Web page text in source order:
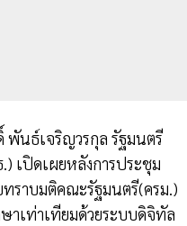
พันธ์เจริญวรกุล รัฐมนตรี
เปิดเผยหลังการประชุม
ราบมติคณะรัฐมนตรี(ครม.)
าเท่าเทียมด้วยระบบดิจิทัล